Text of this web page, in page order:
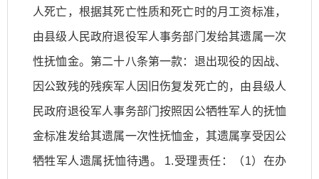
人死亡，根据其死亡性质和死亡时的月工资标准，
由县级人民政府退役军人事务部门发给其遗属一次
性抚恤金。第二十八条第一款：退出现役的因战、
因公致残的残疾军人因旧伤复发死亡的，由县级人
民政府退役军人事务部门按照因公牺牲军人的抚恤
金标准发给其遗属一次性抚恤金，其遗属享受因公
牺牲军人遗属抚恤待遇。 1.受理责任：（1）在办